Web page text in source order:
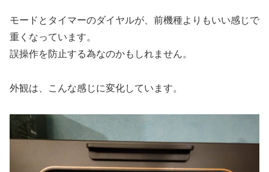
モードとタイマーのダイヤルが、前機種よりもいい感じで
重くなっています。
誤操作を防止する為なのかもしれません。
外観は、こんな感じに変化しています。